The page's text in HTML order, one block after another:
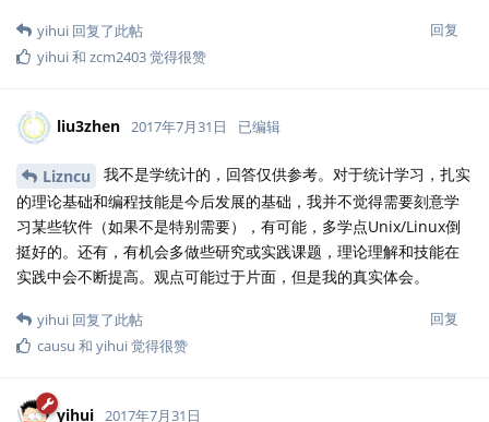
回复
yihui 回复了此帖
yihui和 zcm2403觉得很赞
liu3zhen 2017年7月31日 已编辑
Lizncu
我不是学统计的，回答仅供参考。对于统计学习，扎实
的理论基础和编程技能是今后发展的基础，我并不觉得需要刻意学
习某些软件（如果不是特别需要），有可能，多学点Unix/Linux倒
挺好的。还有，有机会多做些研究或实践课题，理论理解和技能在
实践中会不断提高。观点可能过于片面，但是我的真实体会。
回复
yihui 回复了此帖
causu 和 yihui觉得很赞
yihui 2017年7月31日